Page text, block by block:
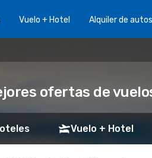
Vuelo + Hotel Alquiler de autos
ofertas de
Vuelo + Hotel